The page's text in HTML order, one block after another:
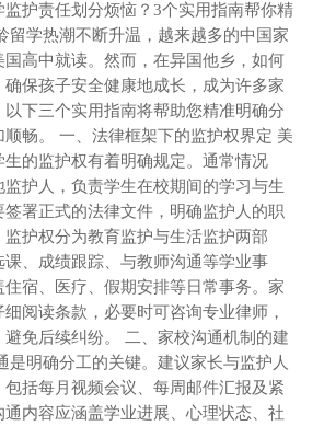
护责任划分烦恼？3个实用指南帮你精
留学热潮不断升温，越来越多的中国家
高中就读。然而，在异国他乡，如何
保孩子安全健康地成长，成为许多家
下三个实用指南将帮助您精准明确分
畅。 一、法律框架下的监护权界定 美
的监护权有着明确规定。通常情况
护人，负责学生在校期间的学习与生
署正式的法律文件，明确监护人的职
护权分为教育监护与生活监护两部
、成绩跟踪、与教师沟通等学业事
宿、医疗、假期安排等日常事务。家
阅读条款，必要时可咨询专业律师，
免后续纠纷。 二、家校沟通机制的建
是明确分工的关键。建议家长与监护人
括每月视频会议、每周邮件汇报及紧
内容应涵盖学业进展、心理状态、社